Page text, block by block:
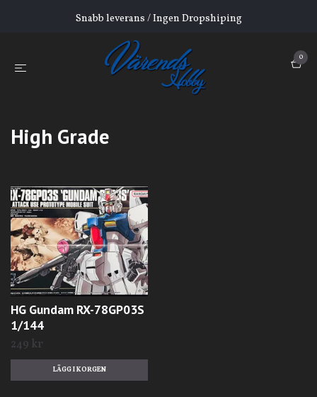
Snabb leverans / Ingen Dropshiping
0
High Grade
HG Gundam RX-78GP03S
1/144
249 kr